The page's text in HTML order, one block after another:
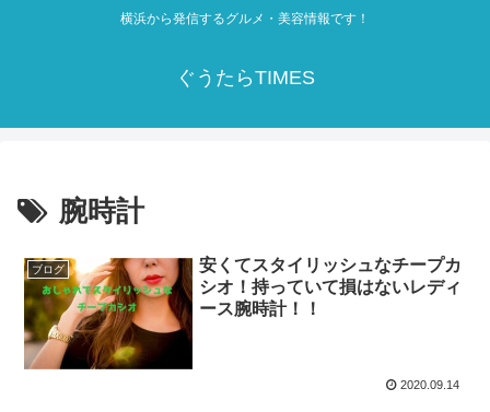
横浜から発信するグルメ・美容情報です！
ぐうたらTIMES
腕時計
ブログ
安くてスタイリッシュなチープカ
シオ！持っていて損はないレディ
ース腕時計！！
2020.09.14